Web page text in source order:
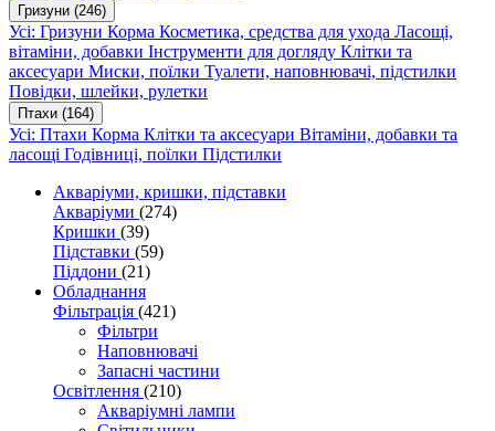
Гризуни (246)
Усі: Гризуни Корма Косметика, средства для ухода Ласощі,
вітаміни, добавки Інструменти для догляду Клітки та
аксесуари Миски, поїлки Туалети, наповнювачі, підстилки
Повідки, шлейки, рулетки
Птахи (164)
Усі: Птахи Корма Клітки та аксесуари Вітаміни, добавки та
ласощі Годівниці, поїлки Підстилки
Акваріуми, кришки, підставки
Акваріуми (274)
Кришки (39)
Підставки (59)
Піддони (21)
Обладнання
Фільтрація (421)
Фільтри
Наповнювачі
Запасні частини
Освітлення (210)
Акваріумні лампи